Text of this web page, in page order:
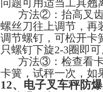
问题可用适当工具翘
方法② ：抬高叉
螺丝刀往上调节，再
调节螺钉，可松开卡
只螺钉下旋2-3圈即
方法③ ：检查看
卡簧，试秤一次，如
12、电子叉车秤防